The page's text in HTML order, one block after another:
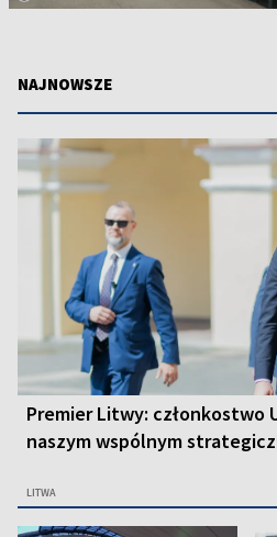
NAJNOWSZE
Premier Litwy: członkostwo
naszym wspólnym
LITWA